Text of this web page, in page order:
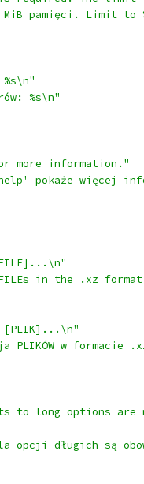
MiB pamięci. Limit to
%s\n"
more information."
pokaże więcej
FILEs in the .xz
[PLIK]...\n"
PLIKÓW w formacie
to long options
opcji długich są